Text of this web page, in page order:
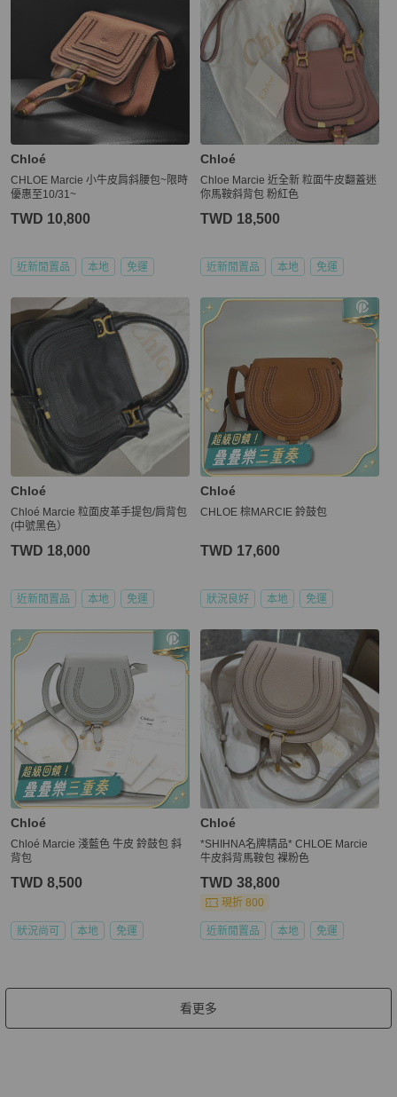
Chloé
CHLOE Marcie 小牛皮肩斜腰包~限時
優惠至10/31~
TWD 10,800
近新閒置品 本地 免運
Chloé
Chloe Marcie 近全新 粒面牛皮翻蓋迷
你馬鞍斜背包 粉紅色
TWD 18,500
近新閒置品 本地 免運
Chloé
Chloé Marcie 粒面皮革手提包/肩背包
(中號黑色）
TWD 18,000
近新閒置品 本地 免運
Chloé
CHLOE 棕MARCIE 鈴鼓包
TWD 17,600
狀況良好 本地 免運
Chloé
Chloé Marcie 淺藍色 牛皮 鈴鼓包 斜
背包
TWD 8,500
狀況尚可 本地 免運
Chloé
*SHIHNA名牌精品* CHLOE Marcie
牛皮斜背馬鞍包 裸粉色
TWD 38,800
現折 800
近新閒置品 本地 免運
看更多